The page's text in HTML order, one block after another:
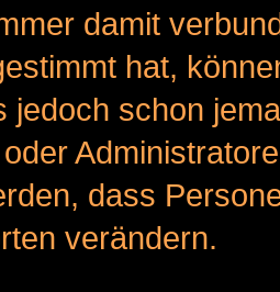
damit
hat,
jedoch schon
dass
verändern.